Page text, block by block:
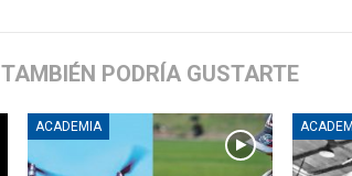
TAMBIÉN PODRÍA GUSTARTE
ACADEMIA